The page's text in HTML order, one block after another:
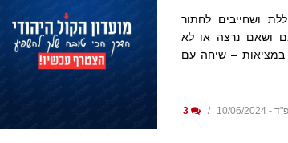
ושחייבים לחתור
ושאם נרצה או לא
– שיחה עם
06/2024
3